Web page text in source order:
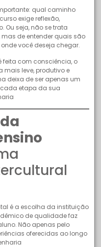
qual caminho
exige reflexão,
Ou seja, não se trata
de entender quais são
você deseja chegar.
feita com consciência, o
mais leve, produtivo e
deixa de ser apenas um
cada etapa da sua
é a escolha da instituição
de qualidade faz
Não apenas pelo
oferecidas ao longo